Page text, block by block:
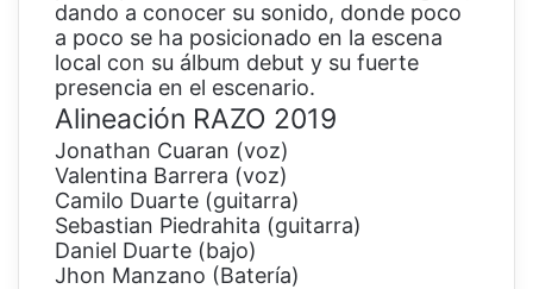
dando a conocer su sonido, donde poco
a poco se ha posicionado en la escena
local con su álbum debut y su fuerte
presencia en el escenario.
Alineación RAZO 2019
Jonathan Cuaran (voz)
Valentina Barrera (voz)
Camilo Duarte (guitarra)
Sebastian Piedrahita (guitarra)
Daniel Duarte (bajo)
Jhon Manzano (Batería)